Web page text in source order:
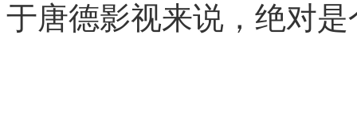
于唐德影视来说，绝对是